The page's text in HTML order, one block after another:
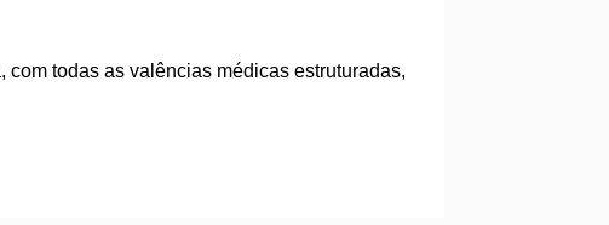
todas as valências médicas estruturadas,